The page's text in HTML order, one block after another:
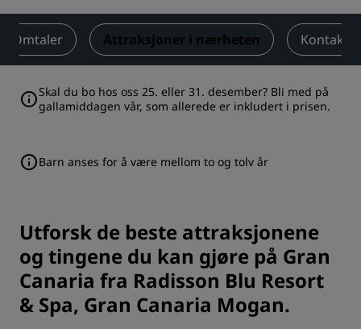
Omtaler Attraksjoner i nærheten Kontakt
Skal du bo hos oss 25. eller 31. desember? Bli med på
gallamiddagen vår, som allerede er inkludert i prisen.
Barn anses for å være mellom to og tolv år
Utforsk de beste attraksjonene
og tingene du kan gjøre på Gran
Canaria fra Radisson Blu Resort
& Spa, Gran Canaria Mogan.